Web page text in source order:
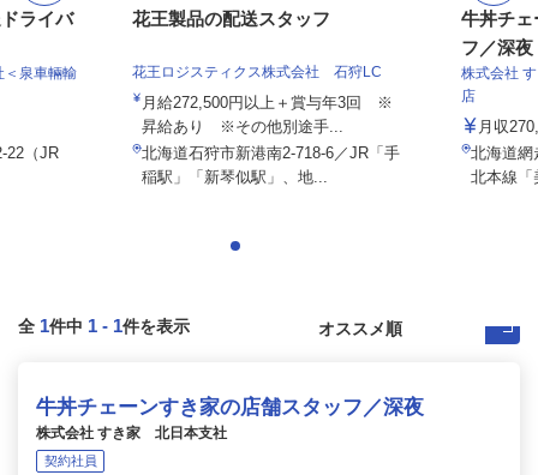
ライバ
泉車輛輸
22（JR
花王製品の配送スタッフ
花王ロジスティクス株式会社 石狩LC
月給272,500円以上＋賞与年3回 ※
昇給あり ※その他別途手...
北海道石狩市新港南2-718-6／JR「手
稲駅」「新琴似駅」、地...
牛丼チェ
フ／深夜
株式会社
店
月収
北海道網
北本線「
全 1件中 1 - 1件を表示
牛丼チェーンすき家の店舗スタッフ／深夜
株式会社 すき家 北日本支社
契約社員